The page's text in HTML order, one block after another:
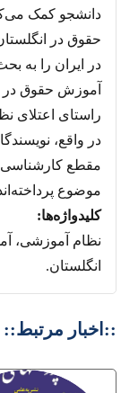
دانشجو کمک
حقوق در
در ایران را به
آموزش حقوق در
راستای اعتلای
در واقع،
مقطع کارشناسی
موضوع
کليدواژه‌ها:
نظام آموزشی،
انگلستان.
::اخبار مرتبط::